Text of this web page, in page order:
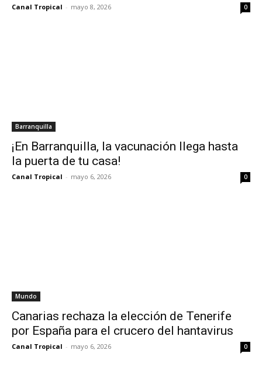
Canal Tropical - mayo 8, 2026 0
Barranquilla
¡En Barranquilla, la vacunación llega hasta
la puerta de tu casa!
Canal Tropical - mayo 6, 2026 0
Mundo
Canarias rechaza la elección de Tenerife
por España para el crucero del hantavirus
Canal Tropical - mayo 6, 2026 0